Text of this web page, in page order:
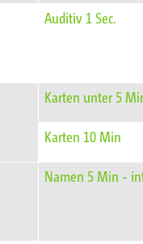
Auditiv 1 Sec.
Karten unter 5
Karten 10 Min
Namen 5 Min -